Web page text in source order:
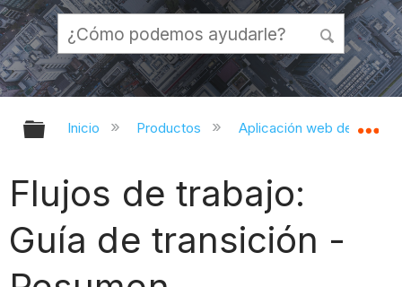
Expandir/contraer jerarquía global
Inicio Productos Aplicación web de
Flujos de trabajo:
Guía de transición -